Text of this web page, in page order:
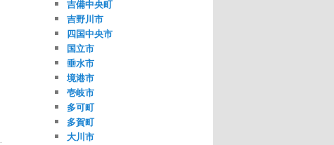
吉備中央町
吉野川市
四国中央市
国立市
垂水市
境港市
壱岐市
多可町
多賀町
大川市